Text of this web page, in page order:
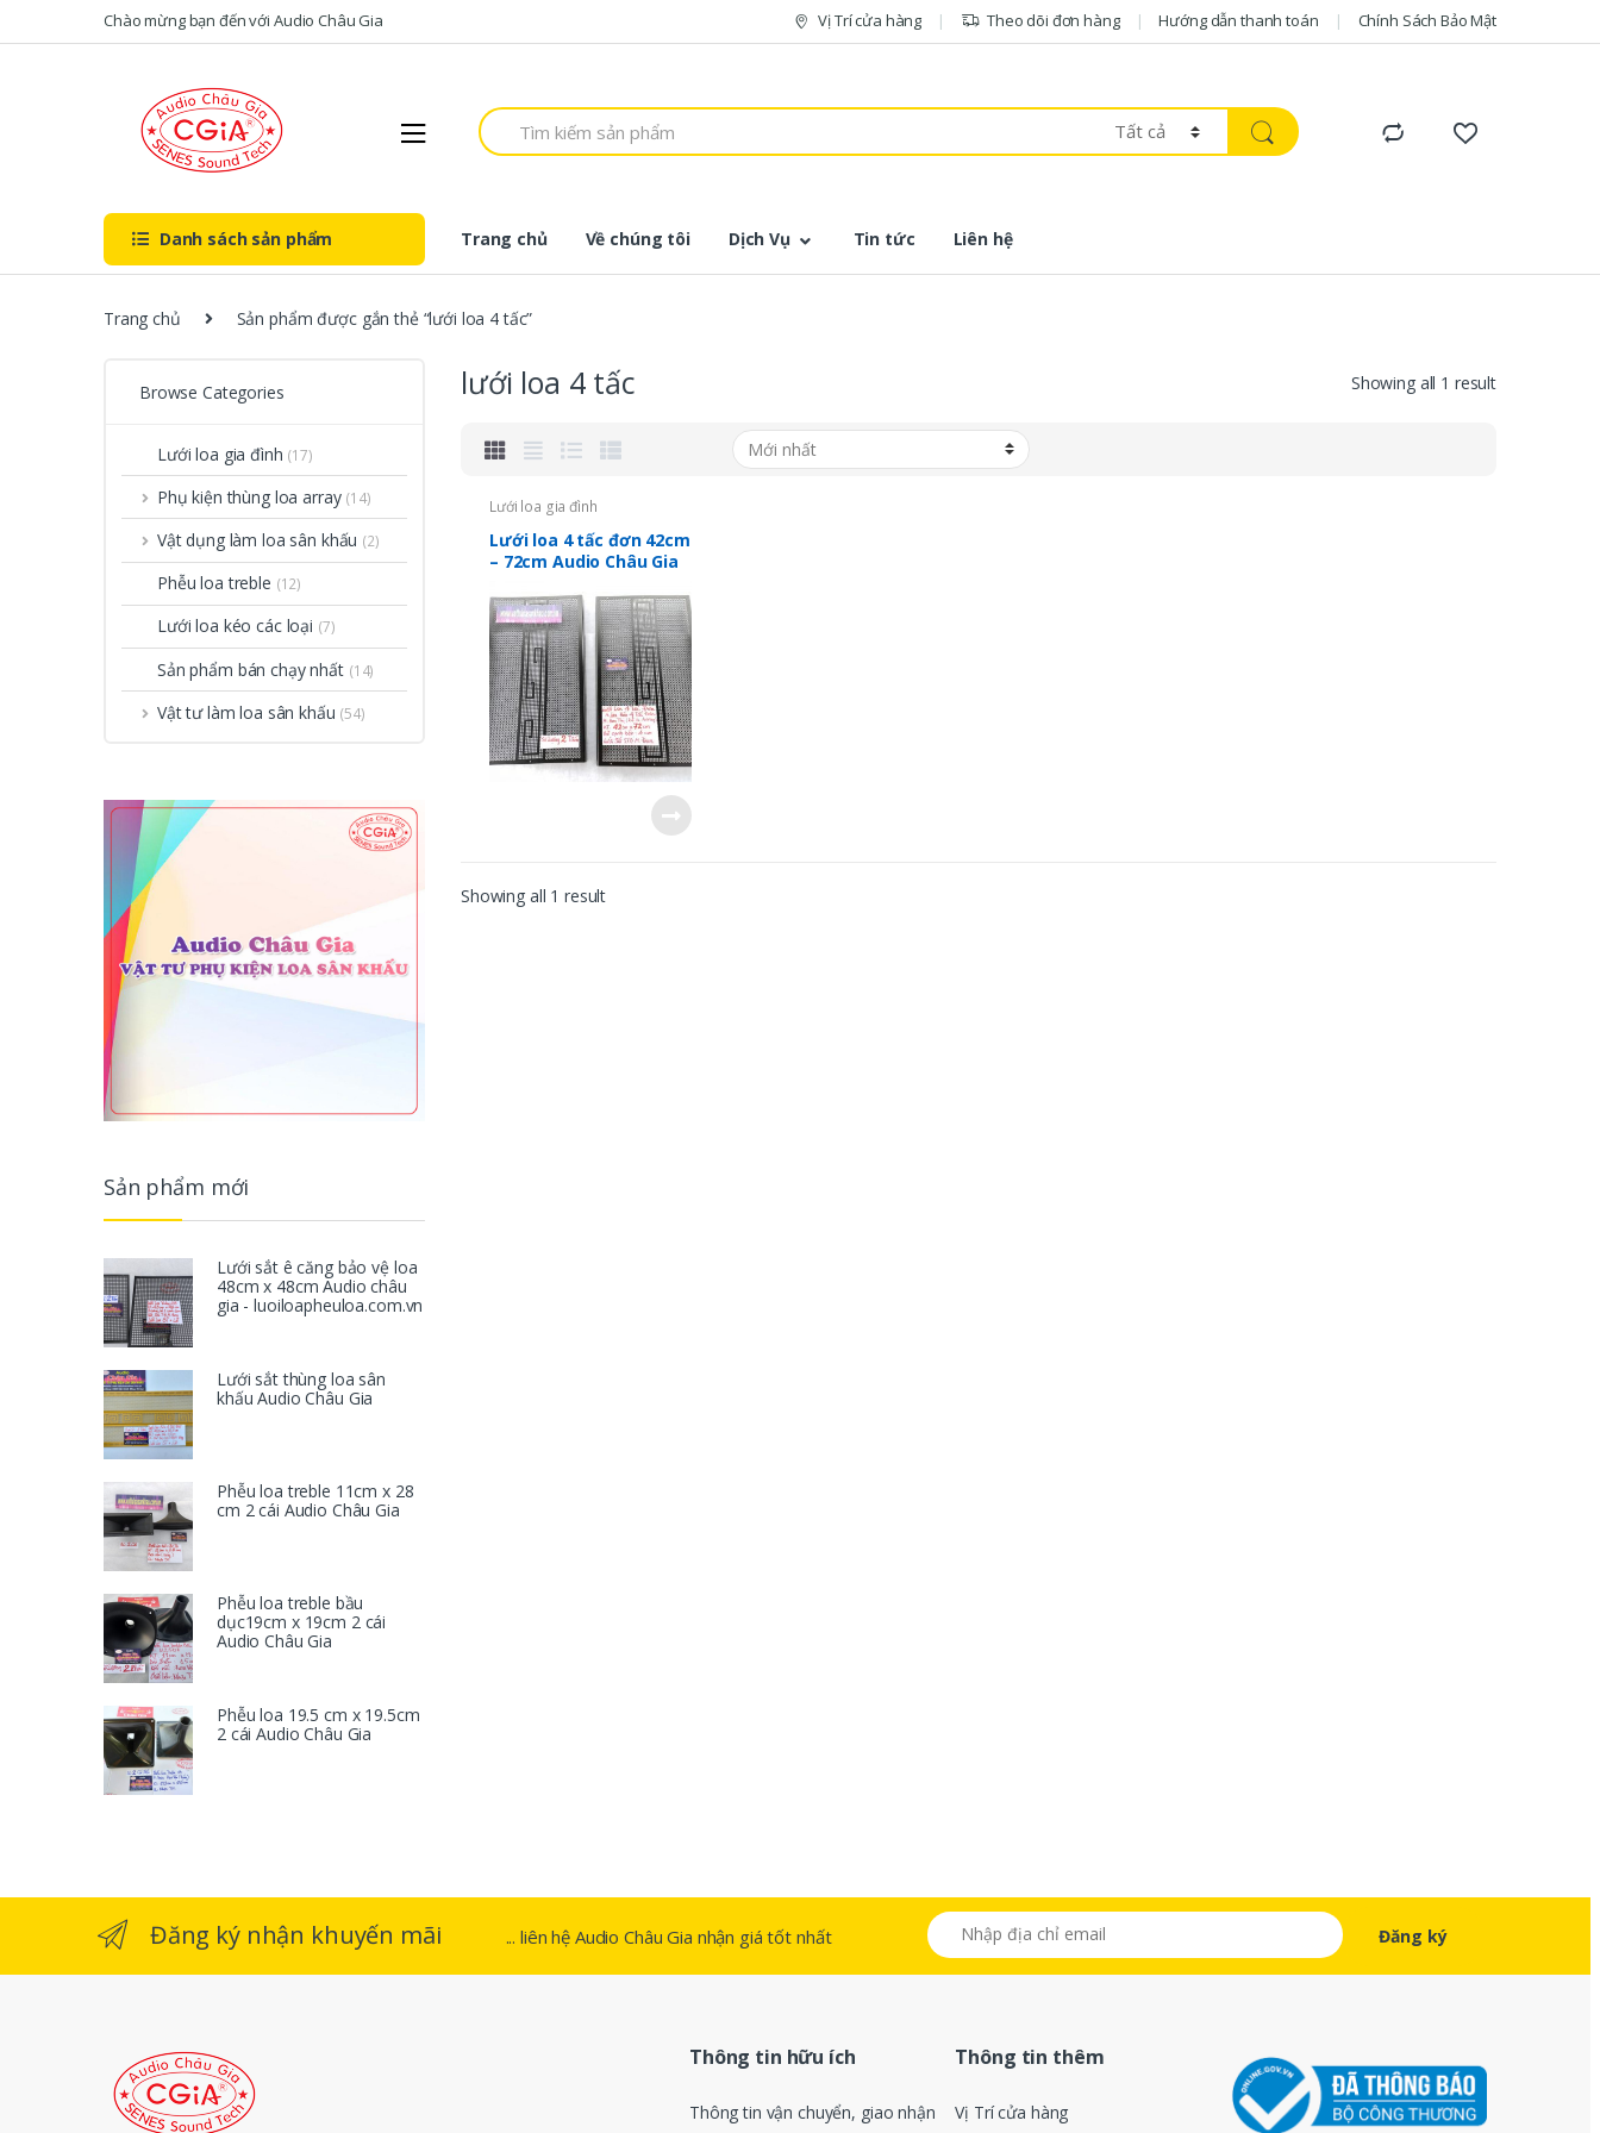
Skip to navigation
Skip to contentChào mừng bạn đến với Audio Châu Gia Vị Trí cửa hàng Theo dõi đơn hàng Hướng dẫn thanh toán Chính Sách Bảo Mật
S
e
f
Danh sách sản phẩm Trang chủ Về chúng tôi Dịch Vụ Tin tức Liên hệ
Trang chủ Sản phẩm được gắn thẻ “lưới loa 4 tấc”
lưới loa 4 tấc Showing all 1 result
Lưới loa gia đình
Lưới loa 4 tấc đơn 42cm
– 72cm Audio Châu Gia
Showing all 1 result
Browse Categories
Lưới loa gia đình (17)
Phụ kiện thùng loa array (14)
Vật dụng làm loa sân khấu (2)
Phễu loa treble (12)
Lưới loa kéo các loại (7)
Sản phẩm bán chạy nhất (14)
Vật tư làm loa sân khấu (54)
Sản phẩm mới
Lưới sắt ê căng bảo vệ loa
48cm x 48cm Audio châu
gia - luoiloapheuloa.com.vn
Lưới sắt thùng loa sân
khấu Audio Châu Gia
Phễu loa treble 11cm x 28
cm 2 cái Audio Châu Gia
Phễu loa treble bầu
dục19cm x 19cm 2 cái
Audio Châu Gia
Phễu loa 19.5 cm x 19.5cm
2 cái Audio Châu Gia
Đăng ký nhận khuyến mãi ... liên hệ Audio Châu Gia nhận giá tốt nhất
Thông tin hữu ích
Thông tin vận chuyển, giao nhận
Thông tin thêm
Vị Trí cửa hàng